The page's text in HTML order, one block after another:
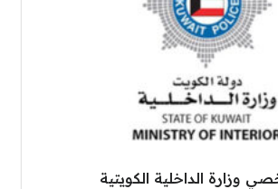
وزارة الداخلية الكويتية